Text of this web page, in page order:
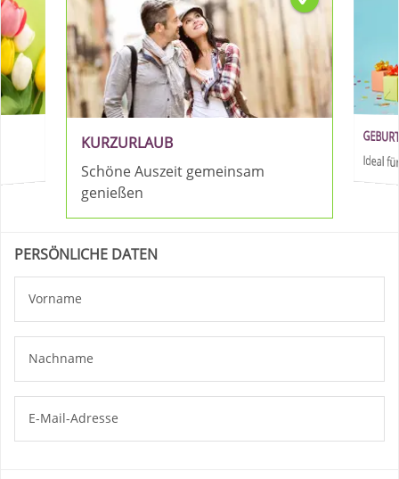
KURZURLAUB
Schöne Auszeit gemeinsam
genießen
Ideal
PERSÖNLICHE DATEN